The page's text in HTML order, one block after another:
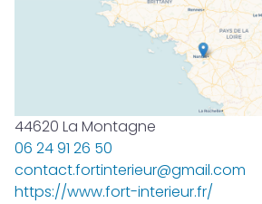
44620 La Montagne
06 24 91 26 50
contact.fortinterieur@gmail.com
https://www.fort-interieur.fr/